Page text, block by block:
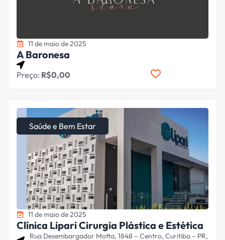
11 de maio de 2025
A Baronesa
Preço: R$0,00
Saúde e Bem Estar
11 de maio de 2025
Clínica Lipari Cirurgia Plástica e Estética
Rua Desembargador Motta, 1848 – Centro, Curitiba – PR,